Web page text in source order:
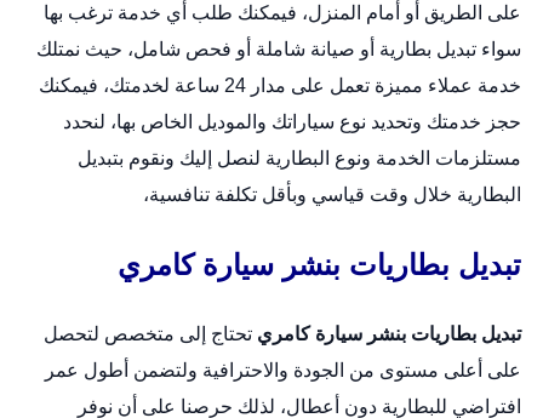
على الطريق أو أمام المنزل، فيمكنك طلب أي خدمة ترغب بها
سواء تبديل بطارية أو صيانة شاملة أو فحص شامل، حيث نمتلك
خدمة عملاء مميزة تعمل على مدار 24 ساعة لخدمتك، فيمكنك
حجز خدمتك وتحديد نوع سياراتك والموديل الخاص بها، لنحدد
مستلزمات الخدمة ونوع البطارية لنصل إليك ونقوم بتبديل
البطارية خلال وقت قياسي وبأقل تكلفة تنافسية،
تبديل بطاريات بنشر سيارة كامري
تبديل بطاريات بنشر سيارة كامري تحتاج إلى متخصص لتحصل
على أعلى مستوى من الجودة والاحترافية ولتضمن أطول عمر
افتراضي للبطارية دون أعطال، لذلك حرصنا على أن نوفر